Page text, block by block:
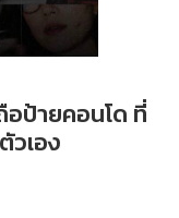
อป้ายคอนโด ที่
วเอง